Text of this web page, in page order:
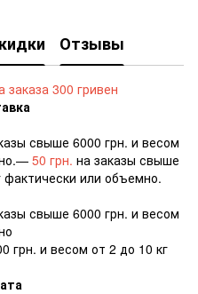
Отзывы
300 гривен
свыше 6000 грн. и весом
50 грн. на заказы свыше
фактически или объемно.
свыше 6000 грн. и весом
грн. и весом от 2 до 10 кг